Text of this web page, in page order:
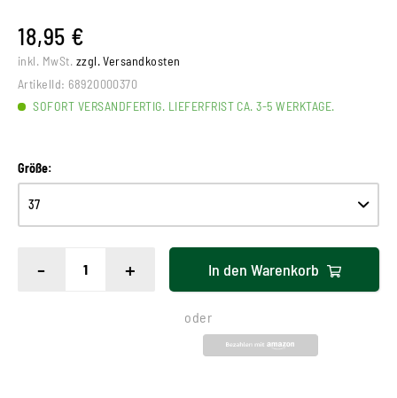
18,95 €
inkl. MwSt. zzgl. Versandkosten
ArtikelId: 68920000370
SOFORT VERSANDFERTIG. LIEFERFRIST CA. 3-5 WERKTAGE.
Größe:
- + In den Warenkorb
oder